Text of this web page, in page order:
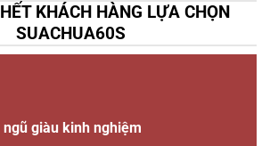
KHÁCH HÀNG LỰA CHỌN
SUACHUA60S
giàu kinh nghiệm